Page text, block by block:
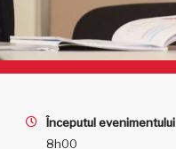
Începutul evenimentului
8h00